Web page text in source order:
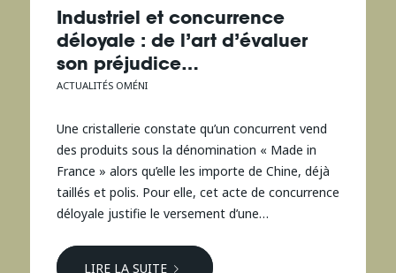
Industriel et concurrence
déloyale : de l’art d’évaluer
son préjudice…
ACTUALITÉS OMÉNI
Une cristallerie constate qu’un concurrent vend
des produits sous la dénomination « Made in
France » alors qu’elle les importe de Chine, déjà
taillés et polis. Pour elle, cet acte de concurrence
déloyale justifie le versement d’une…
LIRE LA SUITE